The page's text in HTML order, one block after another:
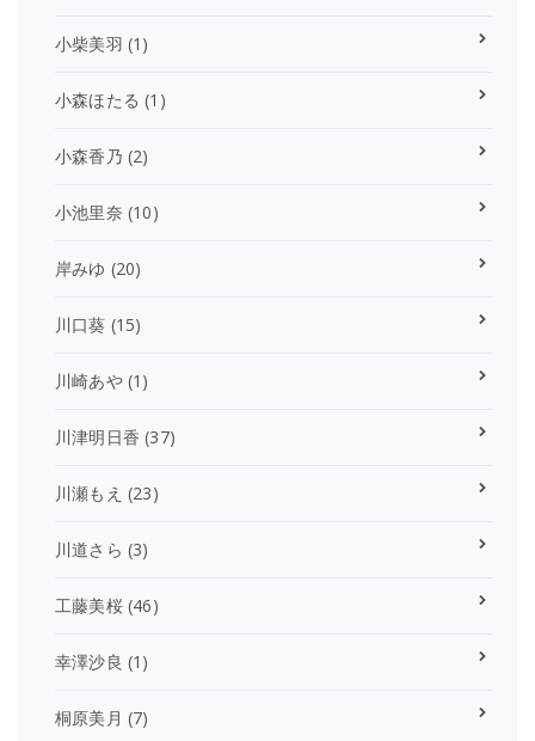
小柴美羽 (1)
小森ほたる (1)
小森香乃 (2)
小池里奈 (10)
岸みゆ (20)
川口葵 (15)
川崎あや(1)
川津明日香 (37)
川瀬もえ (23)
川道さら (3)
工藤美桜(46)
幸澤沙良 (1)
桐原美月 (7)